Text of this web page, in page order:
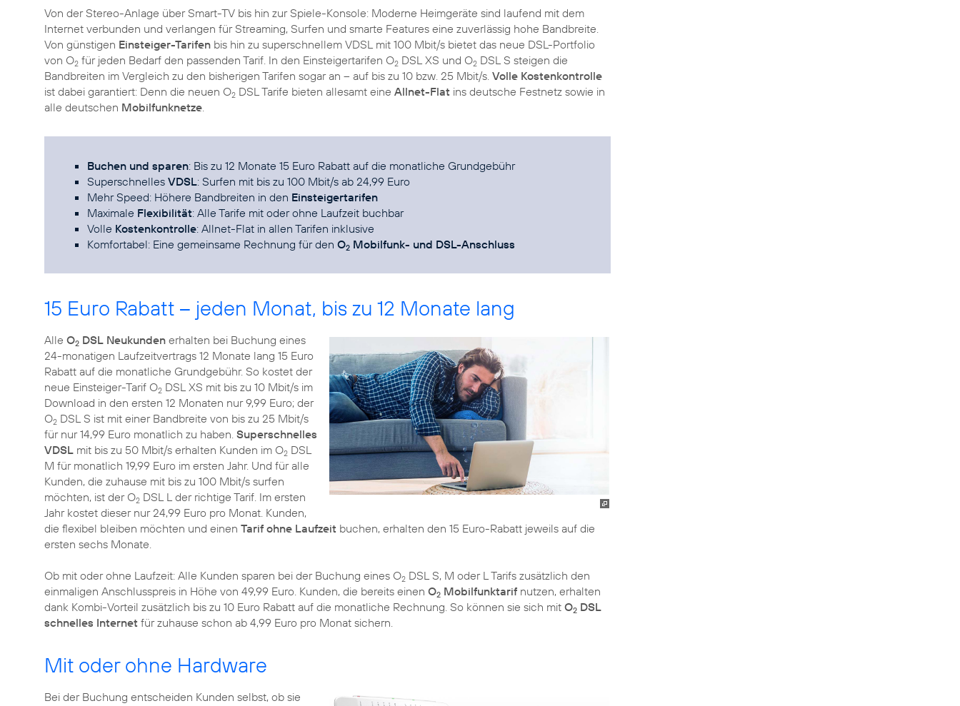
Von der Stereo-Anlage über Smart-TV bis hin zur Spiele-Konsole: Moderne Heimgeräte sind laufend mit dem
Internet verbunden und verlangen für Streaming, Surfen und smarte Features eine zuverlässig hohe Bandbreite.
Von günstigen Einsteiger-Tarifen bis hin zu superschnellem VDSL mit 100 Mbit/s bietet das neue DSL-Portfolio
von O2 für jeden Bedarf den passenden Tarif. In den Einsteigertarifen O2 DSL XS und O2 DSL S steigen die
Bandbreiten im Vergleich zu den bisherigen Tarifen sogar an – auf bis zu 10 bzw. 25 Mbit/s. Volle Kostenkontrolle
ist dabei garantiert: Denn die neuen O2 DSL Tarife bieten allesamt eine Allnet-Flat ins deutsche Festnetz sowie in
alle deutschen Mobilfunknetze.
Buchen und sparen: Bis zu 12 Monate 15 Euro Rabatt auf die monatliche Grundgebühr
Superschnelles VDSL: Surfen mit bis zu 100 Mbit/s ab 24,99 Euro
Mehr Speed: Höhere Bandbreiten in den Einsteigertarifen
Maximale Flexibilität: Alle Tarife mit oder ohne Laufzeit buchbar
Volle Kostenkontrolle: Allnet-Flat in allen Tarifen inklusive
Komfortabel: Eine gemeinsame Rechnung für den O2 Mobilfunk- und DSL-Anschluss
15 Euro Rabatt – jeden Monat, bis zu 12 Monate lang
Alle O2 DSL Neukunden erhalten bei Buchung eines
24-monatigen Laufzeitvertrags 12 Monate lang 15 Euro
Rabatt auf die monatliche Grundgebühr. So kostet der
neue Einsteiger-Tarif O2 DSL XS mit bis zu 10 Mbit/s im
Download in den ersten 12 Monaten nur 9,99 Euro; der
O2 DSL S ist mit einer Bandbreite von bis zu 25 Mbit/s
für nur 14,99 Euro monatlich zu haben. Superschnelles
VDSL mit bis zu 50 Mbit/s erhalten Kunden im O2 DSL
M für monatlich 19,99 Euro im ersten Jahr. Und für alle
Kunden, die zuhause mit bis zu 100 Mbit/s surfen
möchten, ist der O2 DSL L der richtige Tarif. Im ersten
Jahr kostet dieser nur 24,99 Euro pro Monat. Kunden,
die flexibel bleiben möchten und einen Tarif ohne Laufzeit buchen, erhalten den 15 Euro-Rabatt jeweils auf die
ersten sechs Monate.
Ob mit oder ohne Laufzeit: Alle Kunden sparen bei der Buchung eines O2 DSL S, M oder L Tarifs zusätzlich den
einmaligen Anschlusspreis in Höhe von 49,99 Euro. Kunden, die bereits einen O2 Mobilfunktarif nutzen, erhalten
dank Kombi-Vorteil zusätzlich bis zu 10 Euro Rabatt auf die monatliche Rechnung. So können sie sich mit O2 DSL
schnelles Internet für zuhause schon ab 4,99 Euro pro Monat sichern.
Mit oder ohne Hardware
Bei der Buchung entscheiden Kunden selbst, ob sie